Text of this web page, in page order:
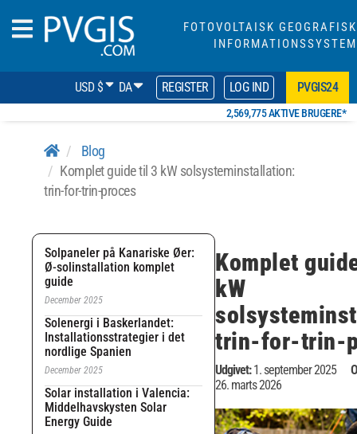
FOTOVOLTAISK GEOGRAFISK
INFORMATIONSSYSTEM
USD $ DA REGISTER LOG IND PVGIS24
2,569,775 AKTIVE BRUGERE*
Blog
Komplet guide til 3 kW solsysteminstallation:
trin-for-trin-proces
Solpaneler på Kanariske Øer:
Ø-solinstallation komplet
guide
December 2025
Solenergi i Baskerlandet:
Installationsstrategier i det
nordlige Spanien
December 2025
Solar installation i Valencia:
Middelhavskysten Solar
Energy Guide
Komplet
kW
trin-for-trin-
Udgivet: 1. september 2025
26. marts 2026